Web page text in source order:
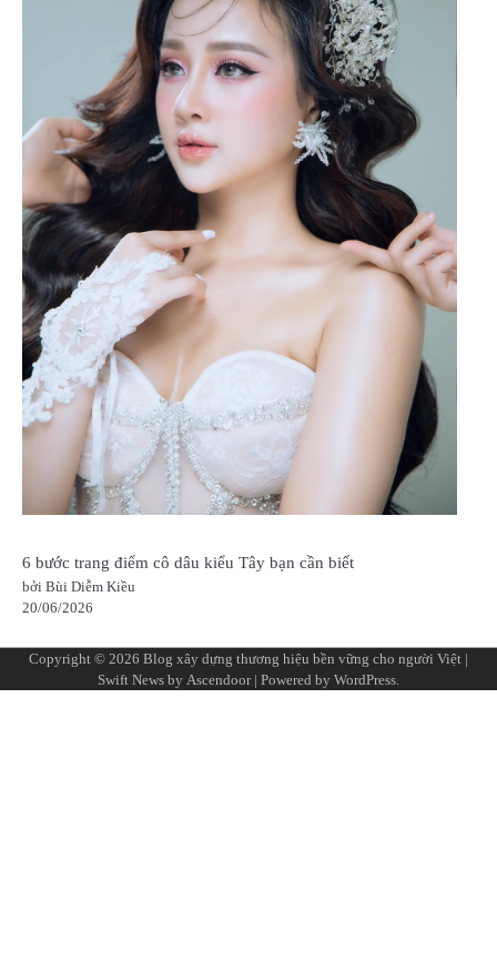
6 bước trang điểm cô dâu kiểu Tây bạn cần biết
bởi Bùi Diễm Kiều
20/06/2026
Copyright © 2026 Blog xây dựng thương hiệu bền vững cho người Việt |
Swift News by Ascendoor| Powered by WordPress.